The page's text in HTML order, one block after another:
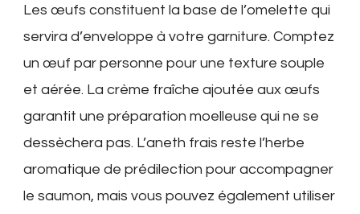
Les œufs constituent la base de l’omelette qui
servira d’enveloppe à votre garniture. Comptez
un œuf par personne pour une texture souple
et aérée. La crème fraîche ajoutée aux œufs
garantit une préparation moelleuse qui ne se
dessèchera pas. L’aneth frais reste l’herbe
aromatique de prédilection pour accompagner
le saumon, mais vous pouvez également utiliser